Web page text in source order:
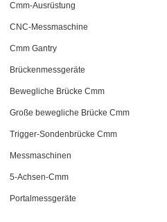
Cmm-Ausrüstung
CNC-Messmaschine
Cmm Gantry
Brückenmessgeräte
Bewegliche Brücke Cmm
Große bewegliche Brücke Cmm
Trigger-Sondenbrücke Cmm
Messmaschinen
5-Achsen-Cmm
Portalmessgeräte